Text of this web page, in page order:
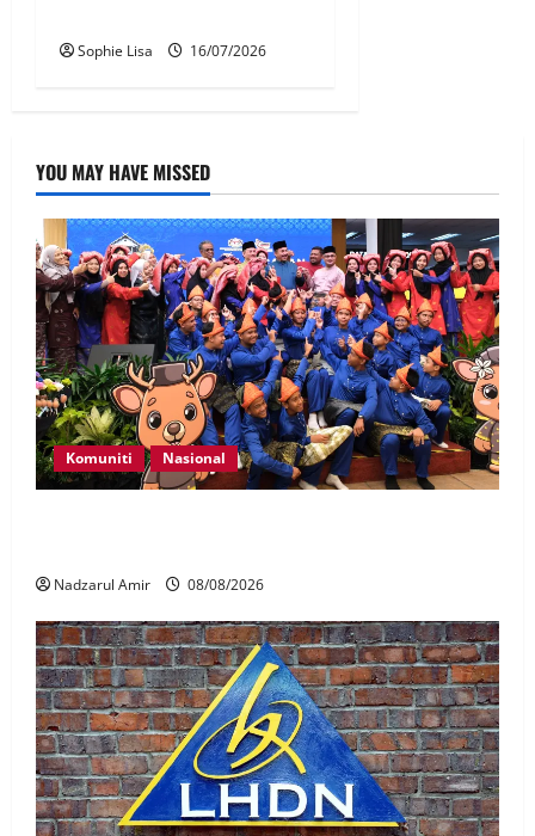
Sophie Lisa 16/07/2026
YOU MAY HAVE MISSED
Komuniti Nasional
Nadzarul Amir 08/08/2026